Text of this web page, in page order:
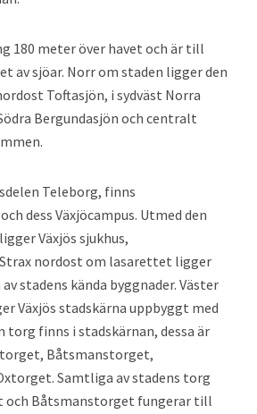
180 meter över havet och är till
av sjöar. Norr om staden ligger den
Toftasjön, i sydväst Norra
Bergundasjön och centralt
Teleborg, finns
dess Växjöcampus. Utmed den
Växjös sjukhus,
nordost om lasarettet ligger
stadens kända byggnader. Väster
Växjös stadskärna uppbyggt med
torg finns i stadskärnan, dessa är
Båtsmanstorget,
Samtliga av stadens torg
Båtsmanstorget fungerar till